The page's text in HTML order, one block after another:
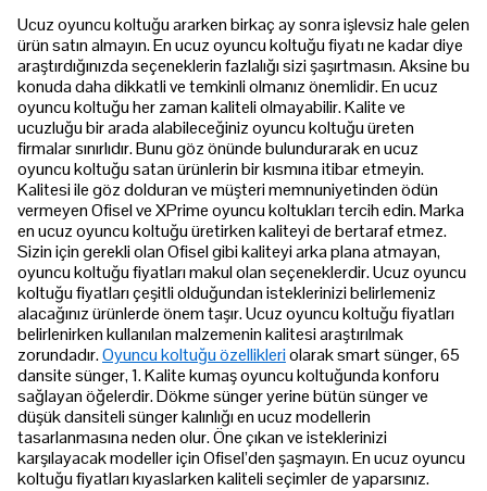
Ucuz oyuncu koltuğu ararken birkaç ay sonra işlevsiz hale gelen
ürün satın almayın. En ucuz oyuncu koltuğu fiyatı ne kadar diye
araştırdığınızda seçeneklerin fazlalığı sizi şaşırtmasın. Aksine bu
konuda daha dikkatli ve temkinli olmanız önemlidir. En ucuz
oyuncu koltuğu her zaman kaliteli olmayabilir. Kalite ve
ucuzluğu bir arada alabileceğiniz oyuncu koltuğu üreten
firmalar sınırlıdır. Bunu göz önünde bulundurarak en ucuz
oyuncu koltuğu satan ürünlerin bir kısmına itibar etmeyin.
Kalitesi ile göz dolduran ve müşteri memnuniyetinden ödün
vermeyen Ofisel ve XPrime oyuncu koltukları tercih edin. Marka
en ucuz oyuncu koltuğu üretirken kaliteyi de bertaraf etmez.
Sizin için gerekli olan Ofisel gibi kaliteyi arka plana atmayan,
oyuncu koltuğu fiyatları makul olan seçeneklerdir. Ucuz oyuncu
koltuğu fiyatları çeşitli olduğundan isteklerinizi belirlemeniz
alacağınız ürünlerde önem taşır. Ucuz oyuncu koltuğu fiyatları
belirlenirken kullanılan malzemenin kalitesi araştırılmak
zorundadır.Oyuncu koltuğu özellikleriolarak smart sünger, 65
dansite sünger, 1. Kalite kumaş oyuncu koltuğunda konforu
sağlayan öğelerdir. Dökme sünger yerine bütün sünger ve
düşük dansiteli sünger kalınlığı en ucuz modellerin
tasarlanmasına neden olur. Öne çıkan ve isteklerinizi
karşılayacak modeller için Ofisel’den şaşmayın. En ucuz oyuncu
koltuğu fiyatları kıyaslarken kaliteli seçimler de yaparsınız.